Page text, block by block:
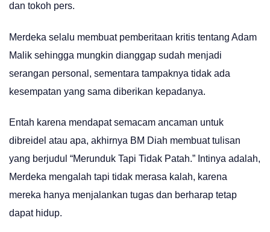
dan tokoh pers.
Merdeka selalu membuat pemberitaan kritis tentang Adam
Malik sehingga mungkin dianggap sudah menjadi
serangan personal, sementara tampaknya tidak ada
kesempatan yang sama diberikan kepadanya.
Entah karena mendapat semacam ancaman untuk
dibreidel atau apa, akhirnya BM Diah membuat tulisan
yang berjudul “Merunduk Tapi Tidak Patah.” Intinya adalah,
Merdeka mengalah tapi tidak merasa kalah, karena
mereka hanya menjalankan tugas dan berharap tetap
dapat hidup.